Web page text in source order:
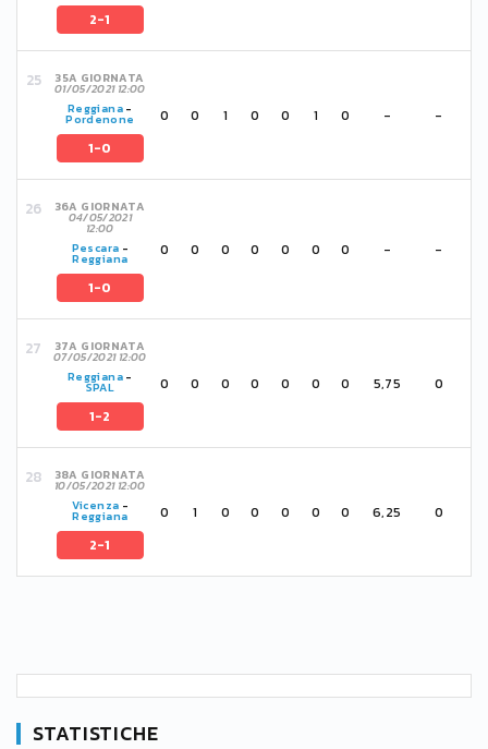
2-1
35A GIORNATA
01/05/2021 12:00
Reggiana-
Pordenone
1-0
0 0 1 0 0 1 0 - -
36A GIORNATA
04/05/2021
12:00
Pescara -
Reggiana
1-0
0 0 0 0 0 0 0 - -
37A GIORNATA
07/05/2021 12:00
Reggiana-
SPAL
1-2
0 0 0 0 0 0 0 5,75 0
38A GIORNATA
10/05/2021 12:00
Vicenza -
Reggiana
2-1
0 1 0 0 0 0 0 6,25 0
STATISTICHE